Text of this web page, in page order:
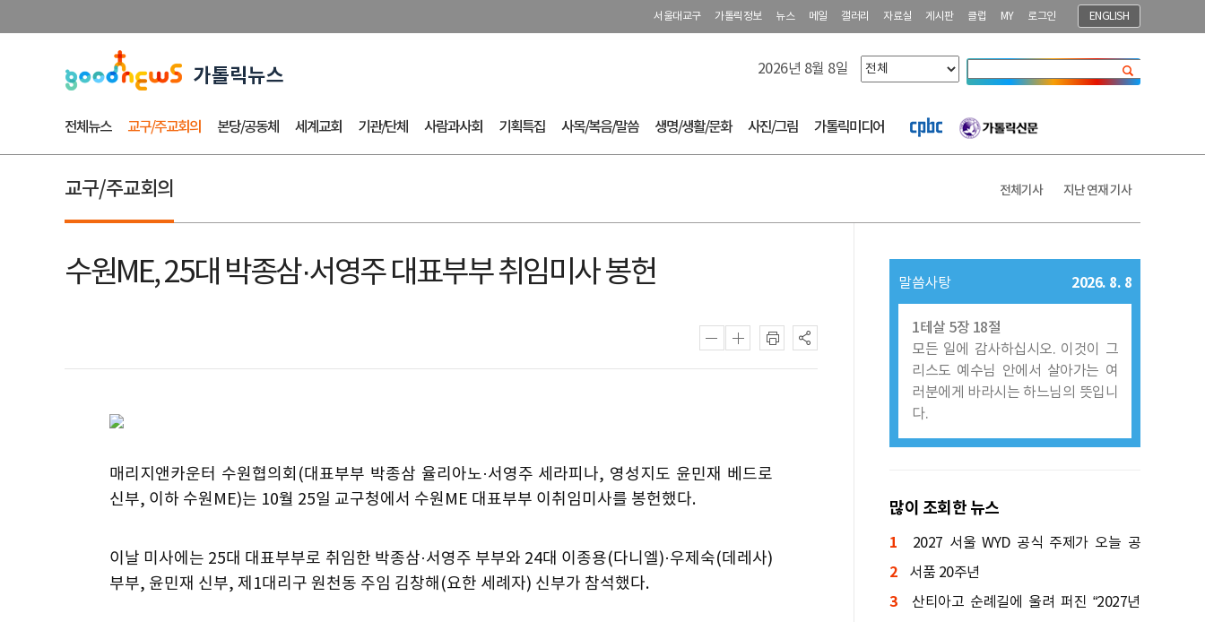
서울대교구 가톨릭정보 뉴스 메일 갤러리 자료실 게시판 클럽 MY 로그인 ENGLISH
2026년 8월 8일
전체뉴스 교구/주교회의 본당/공동체 세계교회 기관/단체 사람과사회 기획특집 사목/복음/말씀 생명/생활/문화 사진/그림 가톨릭미디어
교구/주교회의 전체기사 지난 연재 기사
수원ME, 25대 박종삼·서영주 대표부부 취임미사 봉헌
매리지앤카운터 수원협의회(대표부부 박종삼 율리아노·서영주 세라피나, 영성지도 윤민재 베드로
신부, 이하 수원ME)는 10월 25일 교구청에서 수원ME 대표부부 이취임미사를 봉헌했다.
이날 미사에는 25대 대표부부로 취임한 박종삼·서영주 부부와 24대 이종용(다니엘)·우제숙(데레사)
부부, 윤민재 신부, 제1대리구 원천동 주임 김창해(요한 세례자) 신부가 참석했다.
말씀사탕 2026. 8. 8
1테살 5장 18절
모든 일에 감사하십시오. 이것이 그
리스도 예수님 안에서 살아가는 여
러분에게 바라시는 하느님의 뜻입니
다.
많이 조회한 뉴스
1
2027 서울 WYD 공식 주제가 오늘 공
개…한국인 곡 선정
2 서품 20주년
3
산티아고 순례길에 울려 퍼진 “2027년